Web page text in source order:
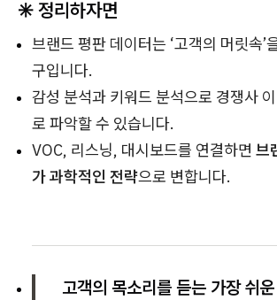
✳️ 정리하자면
브랜드 평판 데이터는 ‘고객의 머릿속’
구입니다.
감성 분석과 키워드 분석으로 경쟁사
로 파악할 수 있습니다.
VOC, 리스닝, 대시보드를 연결하면 브
가 과학적인 전략으로 변합니다.
고객의 목소리를 듣는 가장 쉬